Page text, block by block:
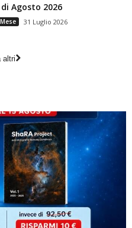
Agosto 2026
31 Luglio 2026
altri